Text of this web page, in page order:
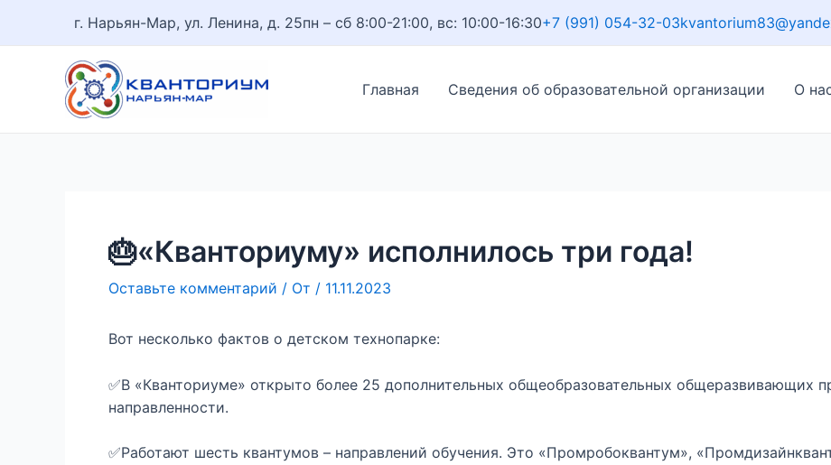
г. Нарьян-Мар, ул. Ленина, д. 25пн – сб 8:00-21:00, вс: 10:00-16:30+7 (991) 054-32-03
Главная Сведения об образовательной организации О
🎂«Кванториуму» исполнилось три года!
Оставьте комментарий / От / 11.11.2023
Вот несколько фактов о детском технопарке:
✅В «Кванториуме» открыто более 25 дополнительных общеобразовательных общеразвивающих
направленности.
✅Работают шесть квантумов – направлений обучения. Это «Промробоквантум»,
по